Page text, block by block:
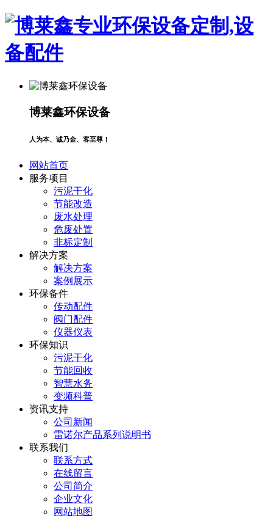
博莱鑫环保设备
人为本、诚乃金、客至尊！
网站首页
服务项目
污泥干化
节能改造
废水处理
危废处置
非标定制
解决方案
解决方案
案例展示
环保备件
传动配件
阀门配件
仪器仪表
环保知识
污泥干化
节能回收
智慧水务
变频科普
资讯支持
公司新闻
雷诺尔产品系列说明书
联系我们
联系方式
在线留言
公司简介
企业文化
网站地图